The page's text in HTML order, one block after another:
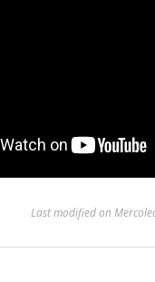
Last modified on